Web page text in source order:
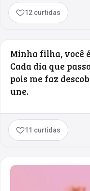
12 curtidas
Minha filha, você
Cada dia que
pois me faz
une.
11 curtidas